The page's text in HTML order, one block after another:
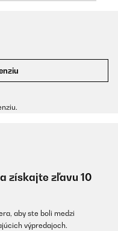
získajte zľavu 10
aby ste boli medzi
výpredajoch.